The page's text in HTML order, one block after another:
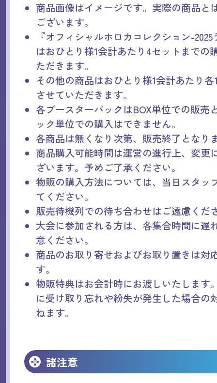
商品画像はイメージです。実際の商品と
ございます。
『オフィシャルホロカコレクション-
はおひとり様1会計あたり4セットまでの
ただきます。
その他の商品はおひとり様1会計あたり
させていただきます。
各ブースターパックはBOX単位での販売
ック単位での購入はできません。
各商品は無くなり次第、販売終了となり
商品購入可能時間は運営の進行上、変更
ざいます。予めご了承ください。
物販の購入方法については、当日スタッ
てください。
販売待機列での待ち合わせはご遠慮くだ
大会に参加される方は、各集合時間に遅
意ください。
商品のお取り寄せおよびお取り置きは対
す。
物販特典はお会計時にお渡しいたします
に受け取り忘れや紛失が発生した場合の
ねます。
諸注意